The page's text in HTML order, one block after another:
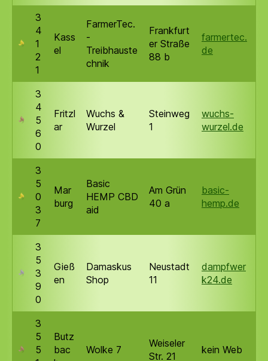
3
4
1
2
1
Kass
el
FarmerTec.
-
Treibhauste
chnik
Frankfurt
er Straße
88 b
farmertec.
de
3
4
5
6
0
Fritzl
ar
Wuchs &
Wurzel
Steinweg
1
wuchs-
wurzel.de
3
5
0
3
7
Mar
burg
Basic
HEMP CBD
aid
Am Grün
40 a
basic-
hemp.de
3
5
3
9
0
Gieß
en
Damaskus
Shop
Neustadt
11
dampfwer
k24.de
3
5
5
Butz
bac
Wolke 7
Weiseler
Str. 21
kein Web